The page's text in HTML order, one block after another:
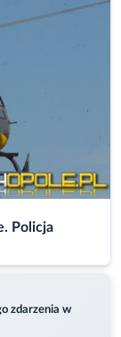
Policja
zdarzenia w